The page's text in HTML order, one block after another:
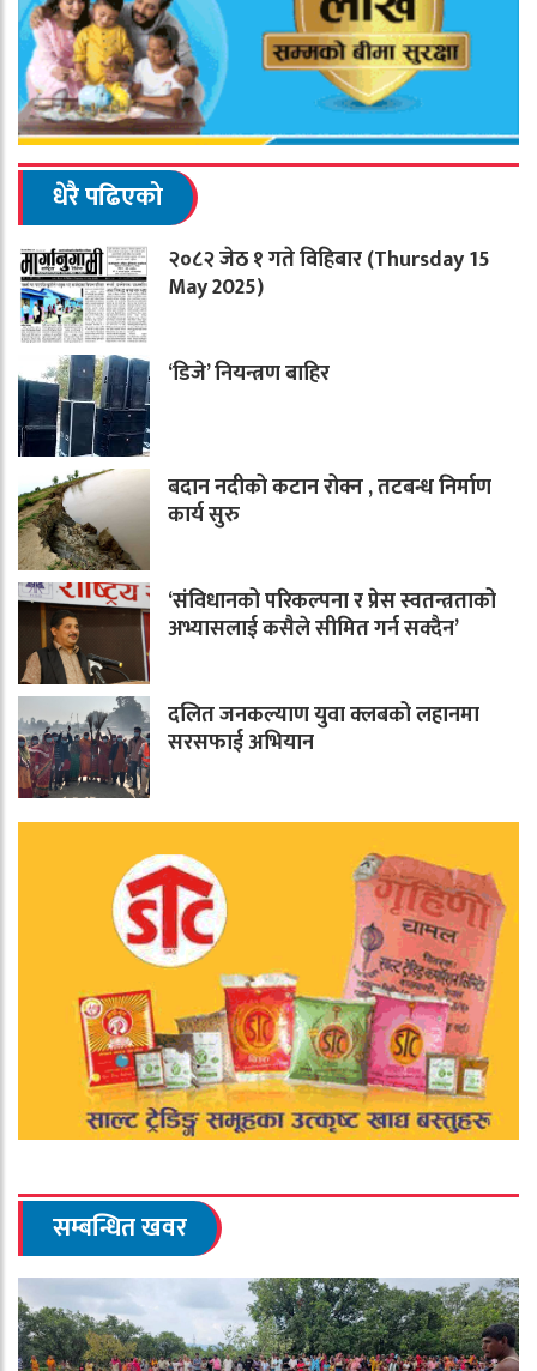
धेरै पढिएको
२०८२ जेठ १ गते विहिबार (Thursday 15
May 2025)
‘डिजे’ नियन्त्रण बाहिर
बदान नदीको कटान रोक्न , तटबन्ध निर्माण
कार्य सुरु
‘संविधानको परिकल्पना र प्रेस स्वतन्त्रताको
अभ्यासलाई कसैले सीमित गर्न सक्दैन’
दलित जनकल्याण युवा क्लबको लहानमा
सरसफाई अभियान
सम्बन्धित खवर